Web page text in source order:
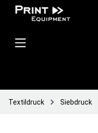
Textildruck Siebdruck